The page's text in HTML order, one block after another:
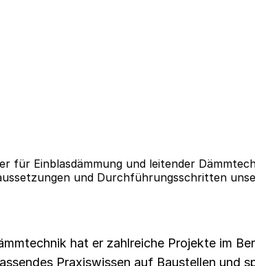
für Einblasdämmung und leitender
und Durchführungsschritten
hat er zahlreiche Projekte im
Praxiswissen auf Baustellen